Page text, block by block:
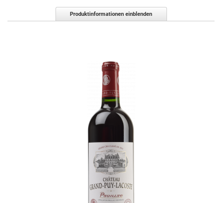
Produktinformationen einblenden